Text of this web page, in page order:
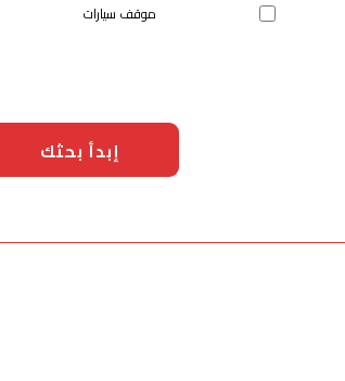
موقف سيارات
إبدأ بحثك